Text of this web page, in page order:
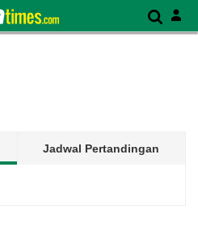
Jadwal Pertandingan